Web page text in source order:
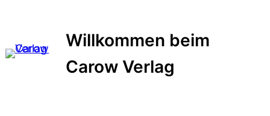
springen
Willkommen beim
Carow Verlag